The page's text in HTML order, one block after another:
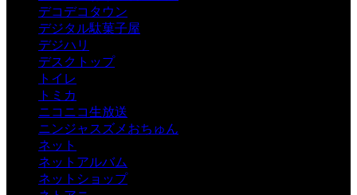
デコデコタウン
デジタル駄菓子屋
デジハリ
デスクトップ
トイレ
トミカ
ニコニコ生放送
ニンジャスズメおちゅん
ネット
ネットアルバム
ネットショップ